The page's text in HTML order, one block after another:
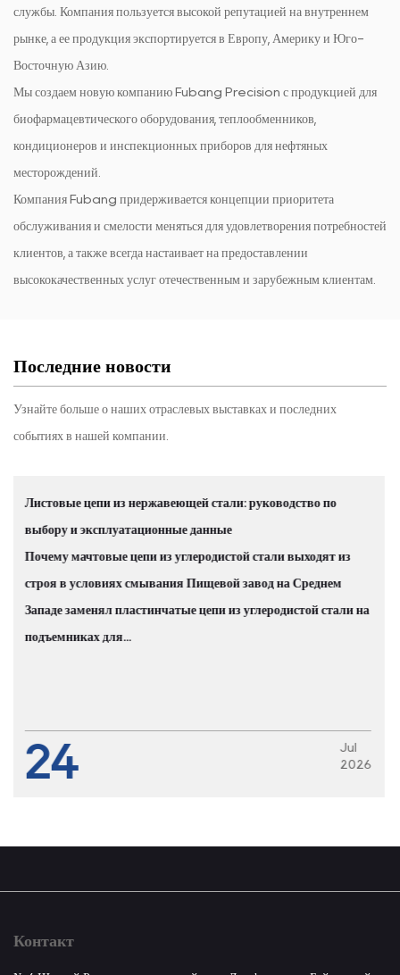
службы. Компания пользуется высокой репутацией на внутреннем
рынке, а ее продукция экспортируется в Европу, Америку и Юго-
Восточную Азию.
Мы создаем новую компанию Fubang Precision с продукцией для
биофармацевтического оборудования, теплообменников,
кондиционеров и инспекционных приборов для нефтяных
месторождений.
Компания Fubang придерживается концепции приоритета
обслуживания и смелости меняться для удовлетворения потребностей
клиентов, а также всегда настаивает на предоставлении
высококачественных услуг отечественным и зарубежным клиентам.
Последние новости
Узнайте больше о наших отраслевых выставках и последних
событиях в нашей компании.
по
из
стали на
Jul
2026
Направляющая роликовой цепи из
марки материалов, выбор и применение
Реальная цена цепной коррозии во влажной
Повреждения цепей, вызванные коррозией,
причиной более 30% незапланированных
Контакт